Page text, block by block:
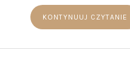
KONTYNUUJ CZYTANIE